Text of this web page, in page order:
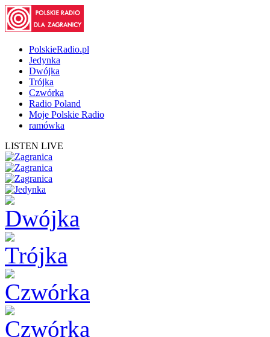
PolskieRadio.pl
Jedynka
Dwójka
Trójka
Czwórka
Radio Poland
Moje Polskie Radio
ramówka
LISTEN LIVE